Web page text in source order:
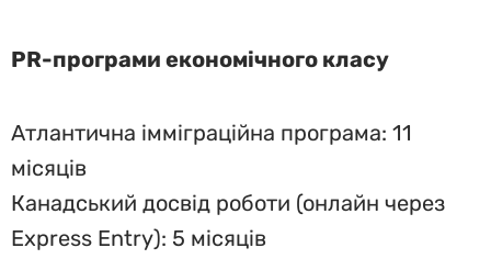
PR-програми економічного класу
Атлантична імміграційна програма: 11
місяців
Канадський досвід роботи (онлайн через
Express Entry): 5 місяців